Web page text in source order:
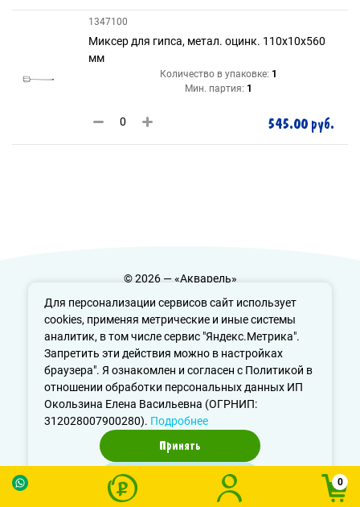
Для персонализации сервисов сайт использует
cookies, применяя метрические и иные системы
аналитик, в том числе сервис "Яндекс.Метрика".
Запретить эти действия можно в настройках
браузера". Я ознакомлен и согласен с Политикой в
отношении обработки персональных данных ИП
Окользина Елена Васильевна (ОГРНИП:
312028007900280). Подробнее
Принять
0
1347100
Миксер для гипса, метал. оцинк. 110х10х560
мм
Количество в упаковке: 1
Мин. партия: 1
545.00 руб.
© 2026 — «Акварель»
Политика конфиденциальности